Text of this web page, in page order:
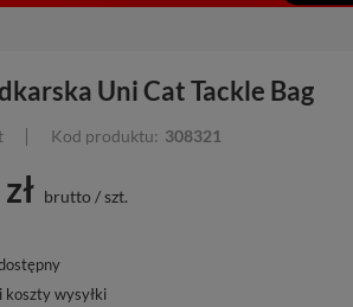
Uni Cat Tackle Bag
Kod produktu: 308321
brutto /szt.
koszty wysyłki